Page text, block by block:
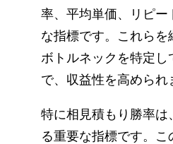
率、平均単価、リピー
な指標です。これらを
ボトルネックを特定し
で、収益性を高められ
特に相見積もり勝率は
る重要な指標です。